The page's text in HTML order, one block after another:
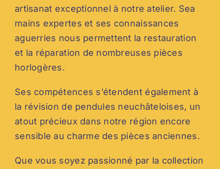
artisanat exceptionnel à notre atelier. Sea
mains expertes et ses connaissances
aguerries nous permettent la restauration
et la réparation de nombreuses pièces
horlogères.
Ses compétences s’étendent également à
la révision de pendules neuchâteloises, un
atout précieux dans notre région encore
sensible au charme des pièces anciennes.
Que vous soyez passionné par la collection